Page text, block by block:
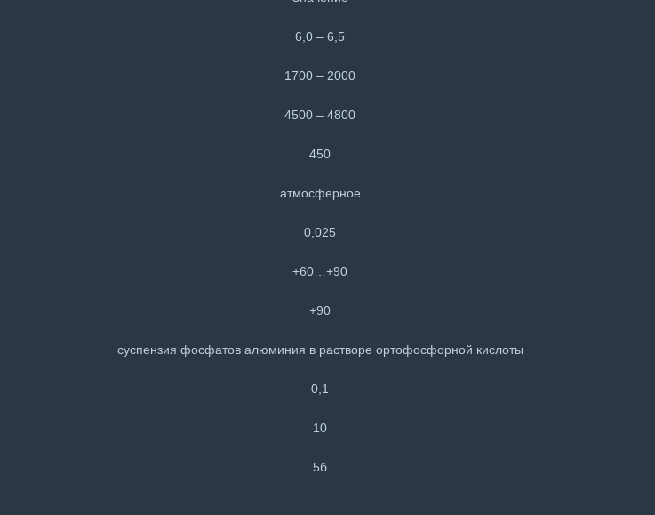
6,0 – 6,5
1700 – 2000
4500 – 4800
450
атмосферное
0,025
+60…+90
+90
суспензия фосфатов алюминия в растворе ортофосфорной кислоты
0,1
10
5б